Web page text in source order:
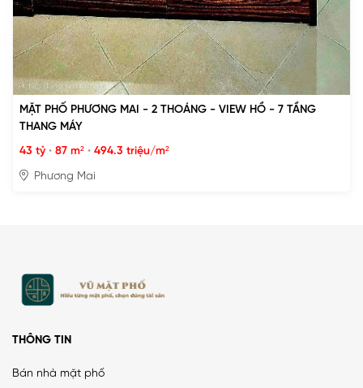
MẶT PHỐ PHƯƠNG MAI - 2 THOÁNG - VIEW HỒ - 7 TẦNG
THANG MÁY
43 tỷ • 87 m² • 494.3 triệu/m²
Phương Mai
THÔNG TIN
Bán nhà mặt phố